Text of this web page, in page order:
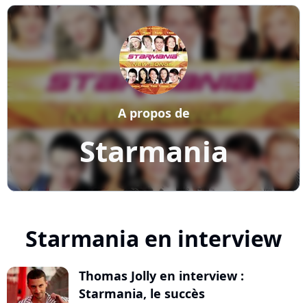
Starmania
A propos de
Starmania en interview
Thomas Jolly en interview :
Starmania, le succès